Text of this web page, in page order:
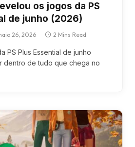
os jogos da PS
de junho (2026)
26, 2026 2 Mins Read
PS Plus Essential de junho
dentro de tudo que chega no